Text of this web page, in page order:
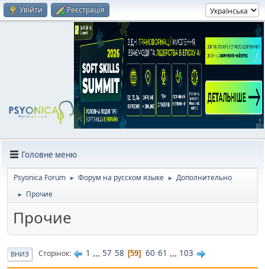
Увійти Реєстрація
Головне меню
Psyonica Forum ► Форум на русском языке ► Дополнительно
► Прочие
Прочие
ВНИЗ Сторінок 1 ... 57 58 59 60 61 ... 103